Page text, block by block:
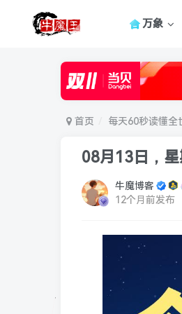
万象
首页 每天60秒读懂全
08月13日，星
牛魔博客
12个月前发布